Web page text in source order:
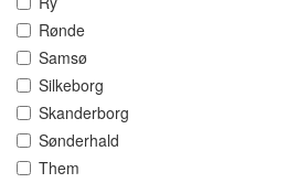
Rønde
Samsø
Silkeborg
Skanderborg
Sønderhald
Them